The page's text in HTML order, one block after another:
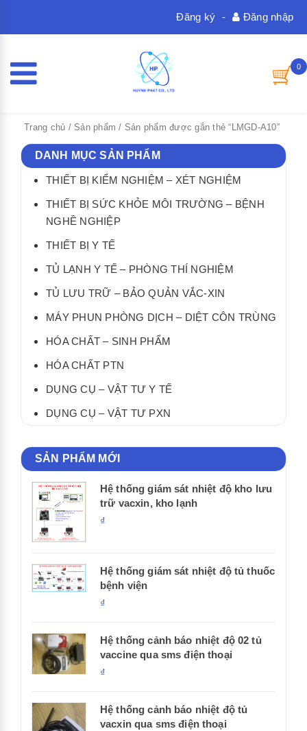
Đăng nhập
-
Đăng ký
0
Trang chủ / Sản phẩm / Sản phẩm được gắn thẻ “LMGD-A10”
DANH MỤC SẢN PHẨM
THIẾT BỊ KIỂM NGHIỆM – XÉT NGHIỆM
THIẾT BỊ SỨC KHỎE MÔI TRƯỜNG – BỆNH
NGHỀ NGHIỆP
THIẾT BỊ Y TẾ
TỦ LẠNH Y TẾ – PHÒNG THÍ NGHIỆM
TỦ LƯU TRỮ – BẢO QUẢN VẮC-XIN
MÁY PHUN PHÒNG DỊCH – DIỆT CÔN TRÙNG
HÓA CHẤT – SINH PHẨM
HÓA CHẤT PTN
DỤNG CỤ – VẬT TƯ Y TẾ
DỤNG CỤ – VẬT TƯ PXN
SẢN PHẨM MỚI
Hệ thống giám sát nhiệt độ kho lưu
trữ vacxin, kho lạnh
₫
Hệ thống giám sát nhiệt độ tủ thuốc
bệnh viện
₫
Hệ thống cảnh báo nhiệt độ 02 tủ
vaccine qua sms điện thoại
₫
Hệ thống cảnh báo nhiệt độ tủ
vacxin qua sms điện thoại